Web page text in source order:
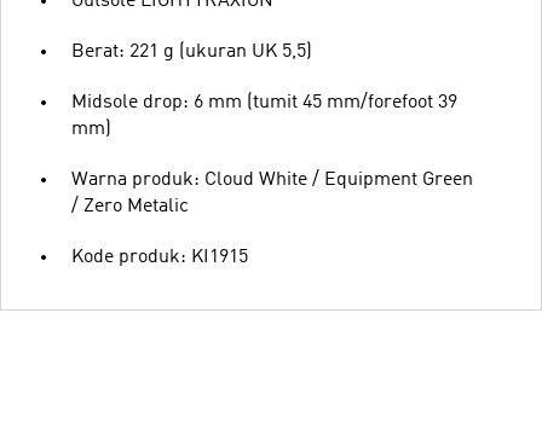
Berat: 221 g (ukuran UK 5,5)
Midsole drop: 6 mm (tumit 45 mm/forefoot 39
mm)
Warna produk: Cloud White / Equipment Green
/ Zero Metalic
Kode produk: KI1915